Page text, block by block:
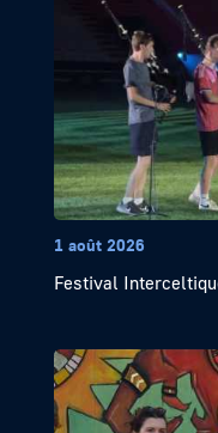
1 août 2026
Festival